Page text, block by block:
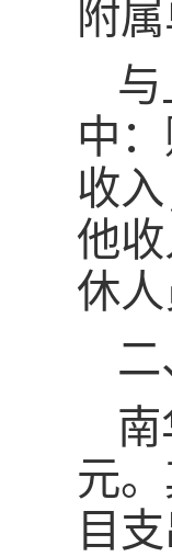
附
与
中
收
他
休
南
元
目